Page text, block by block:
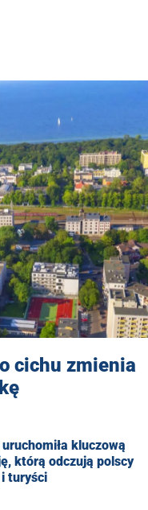
cichu zmienia
uruchomiła kluczową
którą odczują polscy
turyści